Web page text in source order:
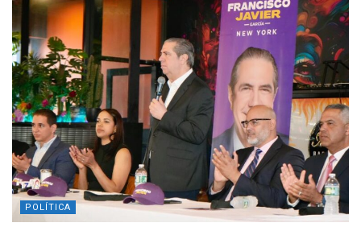
POLÍTICA